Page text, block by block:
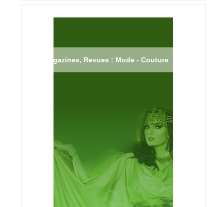
Magazines, Revues : Mode - Couture